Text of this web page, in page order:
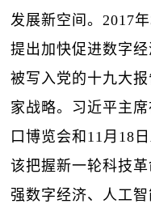
发展新空间。2017
提出加快促进数字
被写入党的十九大
家战略。习近平主
口博览会和11月18
该把握新一轮科技
强数字经济、人工